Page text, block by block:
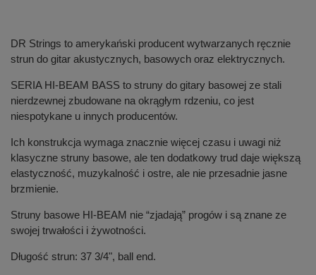
DR Strings to amerykański producent wytwarzanych ręcznie
strun do gitar akustycznych, basowych oraz elektrycznych.
SERIA HI-BEAM BASS to struny do gitary basowej ze stali
nierdzewnej zbudowane na okrągłym rdzeniu, co jest
niespotykane u innych producentów.
Ich konstrukcja wymaga znacznie więcej czasu i uwagi niż
klasyczne struny basowe, ale ten dodatkowy trud daje większą
elastyczność, muzykalność i ostre, ale nie przesadnie jasne
brzmienie.
Struny basowe HI-BEAM nie “zjadają” progów i są znane ze
swojej trwałości i żywotności.
Długość strun: 37 3/4", ball end.